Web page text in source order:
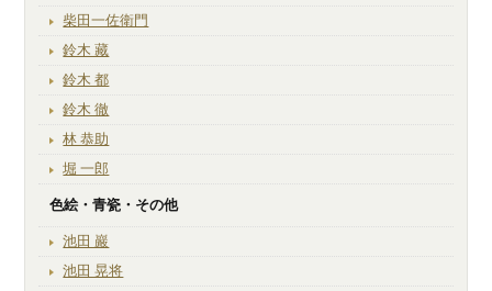
柴田一佐衛門
鈴木 藏
鈴木 都
鈴木 徹
林 恭助
堀 一郎
色絵・青瓷・その他
池田 巖
池田 晃将